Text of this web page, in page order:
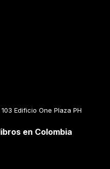
Edificio One Plaza PH
en Colombia